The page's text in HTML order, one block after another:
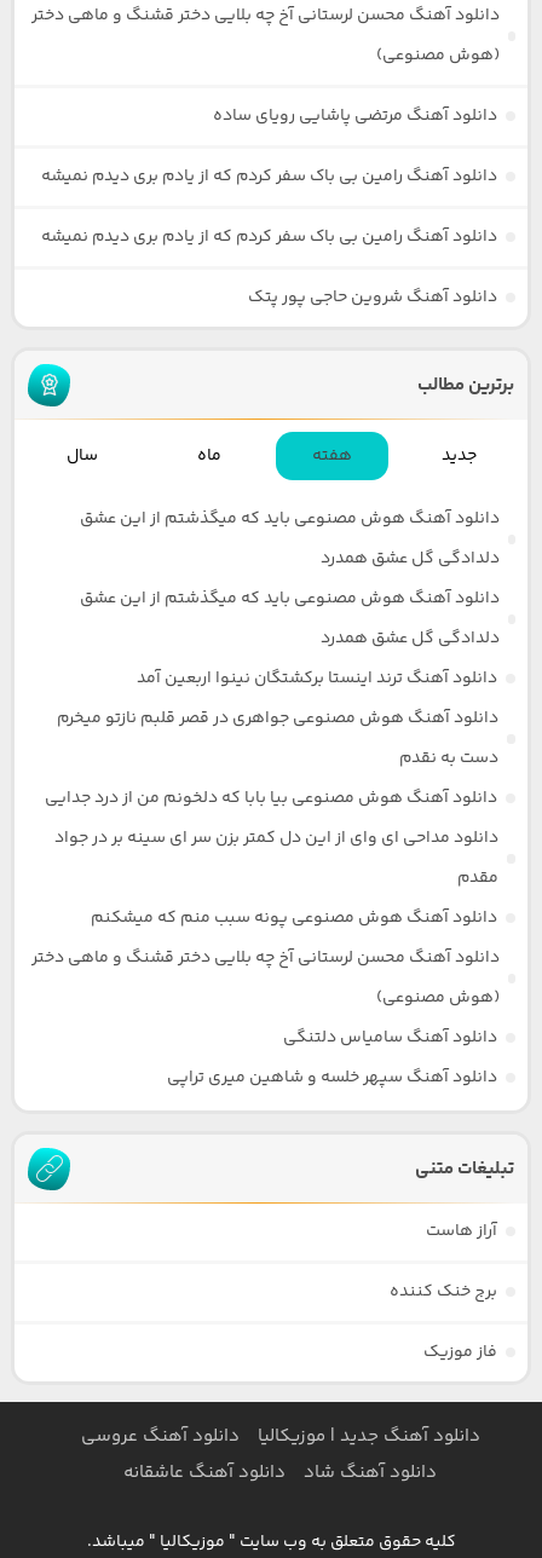
دانلود آهنگ محسن لرستانی آخ چه بلایی دختر قشنگ و ماهی دختر
(هوش مصنوعی)
دانلود آهنگ مرتضی پاشایی رویای ساده
دانلود آهنگ رامین بی باک سفر کردم که از یادم بری دیدم نمیشه
دانلود آهنگ رامین بی باک سفر کردم که از یادم بری دیدم نمیشه
دانلود آهنگ شروین حاجی پور پتک
برترین مطالب
جدید هفته ماه سال
دانلود آهنگ هوش مصنوعی باید که میگذشتم از این عشق
دلدادگی گل عشق همدرد
دانلود آهنگ هوش مصنوعی باید که میگذشتم از این عشق
دلدادگی گل عشق همدرد
دانلود آهنگ ترند اینستا برکشتگان نینوا اربعین آمد
دانلود آهنگ هوش مصنوعی جواهری در قصر قلبم نازتو میخرم
دست به نقدم
دانلود آهنگ هوش مصنوعی بیا بابا که دلخونم من از درد جدایی
دانلود مداحی ای وای از این دل کمتر بزن سر ای سینه بر در جواد
مقدم
دانلود آهنگ هوش مصنوعی پونه سبب منم که میشکنم
دانلود آهنگ محسن لرستانی آخ چه بلایی دختر قشنگ و ماهی دختر
(هوش مصنوعی)
دانلود آهنگ سامیاس دلتنگی
دانلود آهنگ سپهر خلسه و شاهین میری تراپی
تبلیغات متنی
آراز هاست
برج خنک کننده
فاز موزیک
دانلود آهنگ جدید | موزیکالیا
دانلود آهنگ عروسی
دانلود آهنگ شاد
دانلود آهنگ عاشقانه
کلیه حقوق متعلق به وب سایت " موزیکالیا " میباشد.